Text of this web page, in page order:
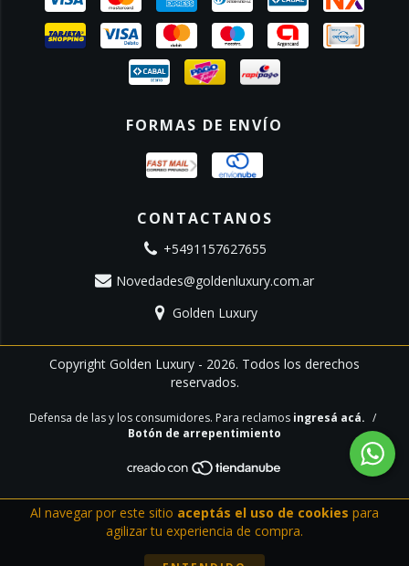
Al navegar por este sitio aceptás el uso de cookies para
agilizar tu experiencia de compra.
FORMAS DE ENVÍO
CONTACTANOS
+5491157627655
Novedades@goldenluxury.com.ar
Golden Luxury
Copyright Golden Luxury - 2026. Todos los derechos
reservados.
Defensa de las y los consumidores. Para reclamos ingresá acá. /
Botón de arrepentimiento